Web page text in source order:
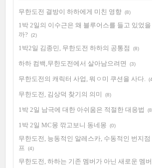
무한도전 결방이 하하에게 미친 영향 (8)
1박 2일의 이수근은 왜 블루어스를 들고 있었을
까?
(2)
1박2일 김종민, 무한도전 하하의 공통점 (8)
하하 컴백,무한도전에서 살아남으려면 (3)
무한도전의 캐릭터 사업, 뭐ㅇ미 쿠션을 사다.
무한도전, 김상덕 찾기의 의미 (8)
1박 2일 남극에 대한 아쉬움은 적절한 대응법
1박 2일 MC몽 깎고보니 동네몽 (0)
무한도전, 능동적인 알레스카, 수동적인 번지점
프
(4)
무한도전, 하하는 기존 멤버가 아닌 새로운 멤버